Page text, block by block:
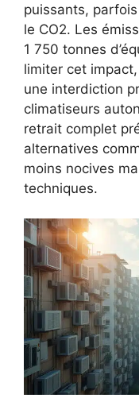
puissants,
le CO2. Les
1 750 tonnes
limiter cet
une interdiction
climatiseurs
retrait complet
alternatives
moins nocives
techniques.